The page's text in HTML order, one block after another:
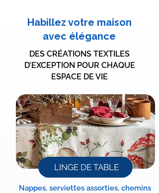
Habillez votre maison
avec élégance
DES CRÉATIONS TEXTILES
D’EXCEPTION POUR CHAQUE
ESPACE DE VIE
LINGE DE TABLE
Nappes, serviettes assorties, chemins